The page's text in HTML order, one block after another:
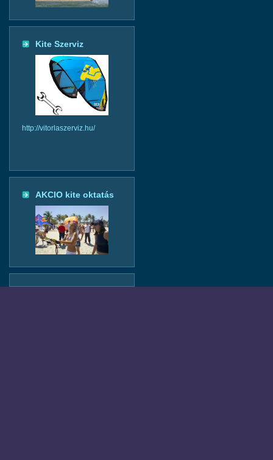
Kite Szerviz
http://vitorlaszerviz.hu/
AKCIO kite oktatás